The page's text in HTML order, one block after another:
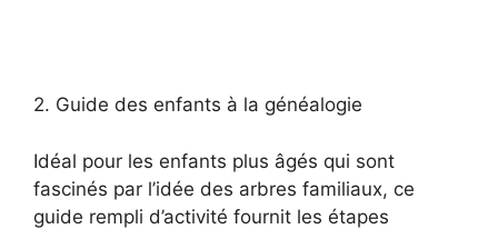
2. Guide des enfants à la généalogie
Idéal pour les enfants plus âgés qui sont
fascinés par l’idée des arbres familiaux, ce
guide rempli d’activité fournit les étapes